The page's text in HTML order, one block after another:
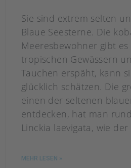
Sie sind extrem selten
Blaue Seesterne. Die
Meeresbewohner gibt
tropischen Gewässern
Tauchen erspäht, kann
glücklich schätzen. Die
einen der seltenen
entdecken, hat man
Linckia laevigata, wie der
MEHR LESEN »